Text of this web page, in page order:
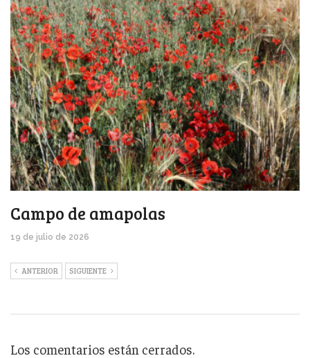
Campo de amapolas
19 de julio de 2026
ANTERIOR SIGUIENTE
Los comentarios están cerrados.